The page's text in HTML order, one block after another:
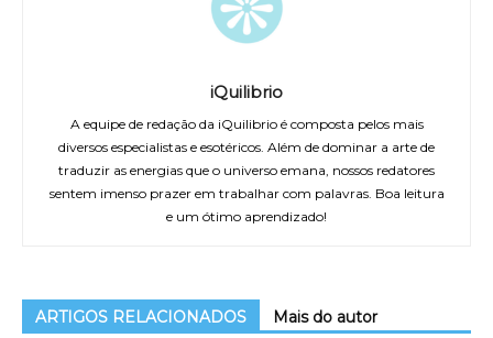
iQuilibrio
A equipe de redação da iQuilibrio é composta pelos mais
diversos especialistas e esotéricos. Além de dominar a arte de
traduzir as energias que o universo emana, nossos redatores
sentem imenso prazer em trabalhar com palavras. Boa leitura
e um ótimo aprendizado!
ARTIGOS RELACIONADOS Mais do autor